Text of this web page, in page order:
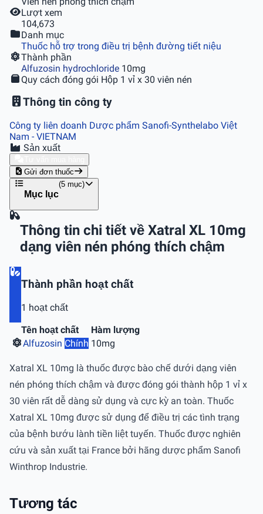
Lượt xem
104,673
Danh mục
Thuốc hỗ trợ trong điều trị bệnh đường tiết niệu
Thành phần
Alfuzosin hydrochloride 10mg
Quy cách đóng gói Hộp 1 vỉ x 30 viên nén
Thông tin công ty
Công ty liên doanh Dược phẩm Sanofi-Synthelabo Việt
Nam - VIETNAM
Sản xuất
Gửi đơn thuốc
Mục lục
(5 mục)
Thông tin chi tiết về Xatral XL 10mg
dạng viên nén phóng thích chậm
Thành phần hoạt chất
1 hoạt chất
Tên hoạt chất
Hàm lượng
Alfuzosin Chính 10mg
Xatral XL 10mg là thuốc được bào chế dưới dạng viên
nén phóng thích chậm và được đóng gói thành hộp 1 vỉ x
30 viên rất dễ dàng sử dụng và cực kỳ an toàn. Thuốc
Xatral XL 10mg được sử dụng để điều trị các tình trạng
của bệnh bướu lành tiền liệt tuyến. Thuốc được nghiên
cứu và sản xuất tại France bởi hãng dược phẩm Sanofi
Winthrop Industrie.
Tương tác